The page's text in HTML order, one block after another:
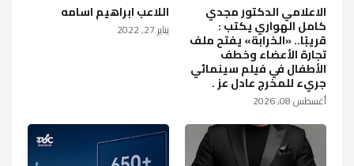
الاعلامي الدكتور مجدي
كامل الهواري يكتب :
قريبًا.. «الخرابة» يفتح ملف
تجارة الأعضاء وخطف
الأطفال في فيلم سينمائي
جريء للمخرج عادل عز .
أغسطس 08, 2026
اللاعب ابراهيم اسامه
يناير 27, 2022